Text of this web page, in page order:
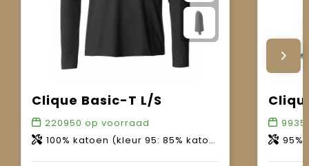
Clique Basic-T L/S
220950 op voorraad
100% katoen (kleur 95: 85% katoen, 15% viscose).
9935
95%